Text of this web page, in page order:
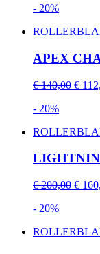
- 20%
APEX
€ 140,00 €
- 20%
€ 200,00 €
- 20%